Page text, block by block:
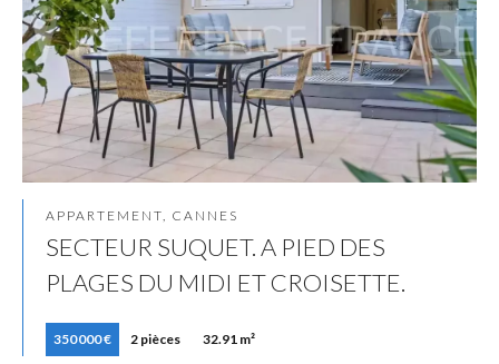
APPARTEMENT, CANNES
SECTEUR SUQUET. A PIED DES
PLAGES DU MIDI ET CROISETTE.
350 000 € 2 pièces 32.91 m²